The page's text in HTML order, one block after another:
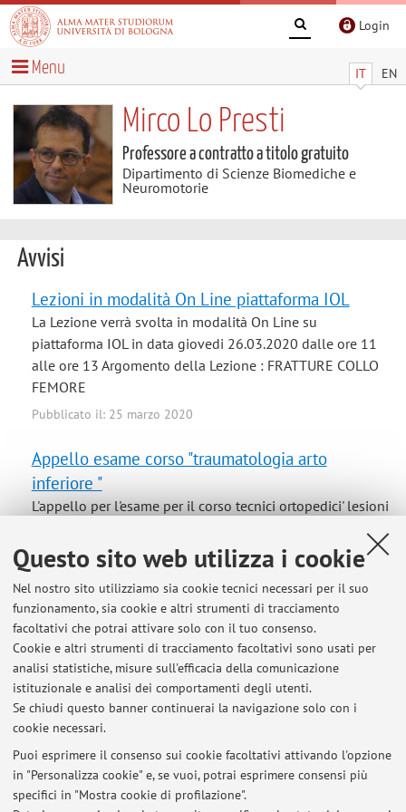
Questo sito web utilizza i cookie
Nel nostro sito utilizziamo sia cookie tecnici necessari per il suo
funzionamento, sia cookie e altri strumenti di tracciamento
facoltativi che potrai attivare solo con il tuo consenso.
Cookie e altri strumenti di tracciamento facoltativi sono usati per
analisi statistiche, misure sull'efficacia della comunicazione
istituzionale e analisi dei comportamenti degli utenti.
Se chiudi questo banner continuerai la navigazione solo con i
cookie necessari.
Puoi esprimere il consenso sui cookie facoltativi attivando l'opzione
in "Personalizza cookie" e, se vuoi, potrai esprimere consensi più
specifici in "Mostra cookie di profilazione".
Login
IT EN
Menu
Mirco Lo Presti
Professore a contratto a titolo gratuito
Dipartimento di Scienze Biomediche e
Neuromotorie
Avvisi
Lezioni in modalità On Line piattaforma IOL
La Lezione verrà svolta in modalità On Line su
piattaforma IOL in data giovedi 26.03.2020 dalle ore 11
alle ore 13 Argomento della Lezione : FRATTURE COLLO
FEMORE
Pubblicato il: 25 marzo 2020
Appello esame corso "traumatologia arto
inferiore "
L'appello per l'esame per il corso tecnici ortopedici' lesioni
gli studenti si terrà : Mercoledì 08 maggio 2019 ore 11
presso l'atrio monumentale dell'Istituto Ortopedico
Rizzoli.
Pubblicato il: 14 aprile 2019
ORARIO LEZIONI 2021 CORSO "LESIONI POST
TRAUMATICHE DELL'ARTO INFERIORE"
Le lezioni per gli studenti 'tecnici ortopedici' per il corso "
LESIONI POST TRAUMATICHE DELL'ARTO INFERIORE"
anno 2021 si svolgeranno on line in collegamento
dall'istituto Ortopedico Rizzoli di Bologna nelle seguenti
date: Giovedì 07 marzo dalle ore 9 alle ore 11 Giovedì 14